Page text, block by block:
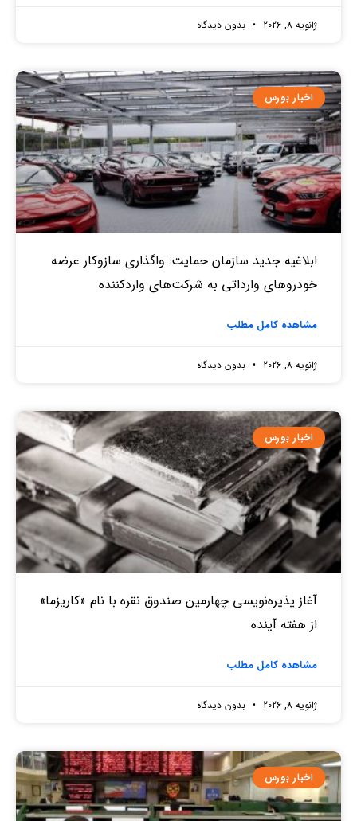
ژانویه 8, 2026 بدون دیدگاه
اخبار بورس
ابلاغیه جدید سازمان حمایت: واگذاری سازوکار عرضه
خودروهای وارداتی به شرکت‌های واردکننده
مشاهده کامل مطلب
ژانویه 8, 2026 بدون دیدگاه
اخبار بورس
آغاز پذیره‌نویسی چهارمین صندوق نقره‌ با نام «کاریزما»
از هفته آینده
مشاهده کامل مطلب
ژانویه 8, 2026 بدون دیدگاه
اخبار بورس